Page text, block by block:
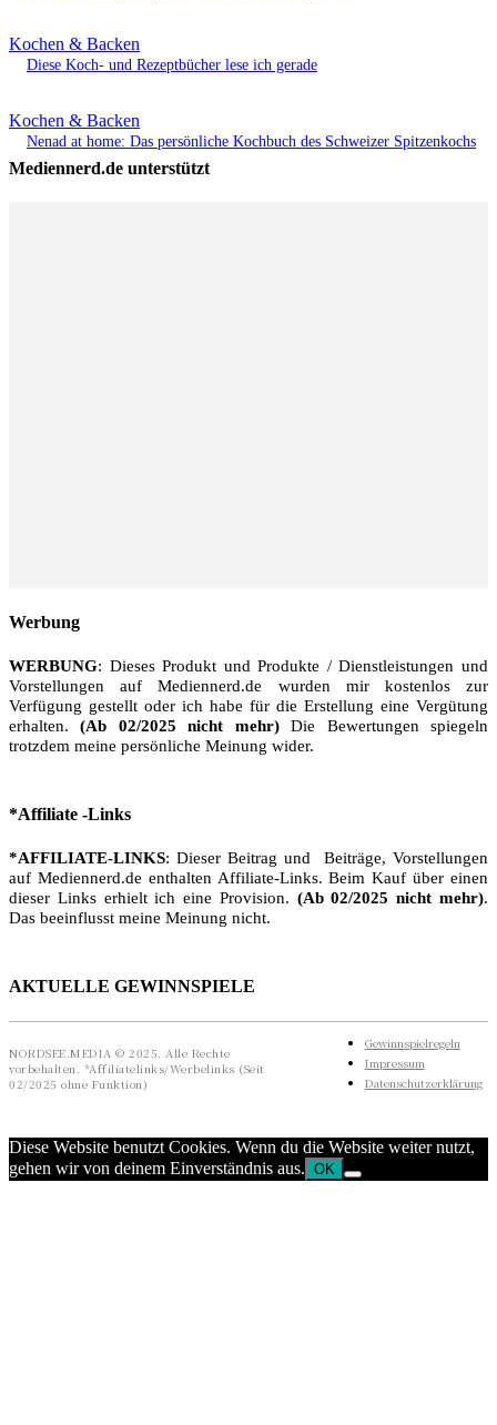
Kochen & Backen
Diese Koch- und Rezeptbücher lese ich gerade
Kochen & Backen
Nenad at home: Das persönliche Kochbuch des Schweizer Spitzenkochs
Mediennerd.de unterstützt
Werbung
WERBUNG: Dieses Produkt und Produkte / Dienstleistungen und
Vorstellungen auf Mediennerd.de wurden mir kostenlos zur
Verfügung gestellt oder ich habe für die Erstellung eine Vergütung
erhalten.(Ab 02/2025 nicht mehr)Die Bewertungen spiegeln
trotzdem meine persönliche Meinung wider.
*Affiliate -Links
*AFFILIATE-LINKS: Dieser Beitrag und Beiträge, Vorstellungen
auf Mediennerd.de enthalten Affiliate-Links. Beim Kauf über einen
dieser Links erhielt ich eine Provision. (Ab 02/2025 nicht mehr).
Das beeinflusst meine Meinung nicht.
AKTUELLE GEWINNSPIELE
NORDSEE.MEDIA © 2025. Alle Rechte
vorbehalten. *Affiliatelinks/Werbelinks (Seit
02/2025 ohne Funktion)
Gewinnspielregeln
Impressum
Datenschutzerklärung
Diese Website benutzt Cookies. Wenn du die Website weiter nutzt,
gehen wir von deinem Einverständnis aus. OK